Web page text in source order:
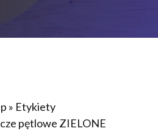
» Etykiety
pętlowe ZIELONE